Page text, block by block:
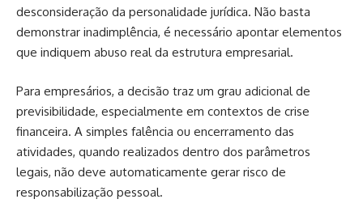
desconsideração da personalidade jurídica. Não basta
demonstrar inadimplência, é necessário apontar elementos
que indiquem abuso real da estrutura empresarial.
Para empresários, a decisão traz um grau adicional de
previsibilidade, especialmente em contextos de crise
financeira. A simples falência ou encerramento das
atividades, quando realizados dentro dos parâmetros
legais, não deve automaticamente gerar risco de
responsabilização pessoal.